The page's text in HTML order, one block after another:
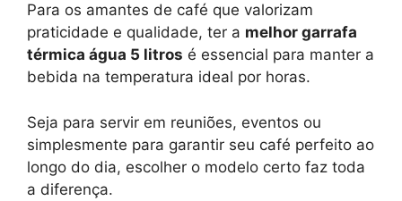
Para os amantes de café que valorizam
praticidade e qualidade, ter a melhor garrafa
térmica água 5 litros é essencial para manter a
bebida na temperatura ideal por horas.
Seja para servir em reuniões, eventos ou
simplesmente para garantir seu café perfeito ao
longo do dia, escolher o modelo certo faz toda
a diferença.